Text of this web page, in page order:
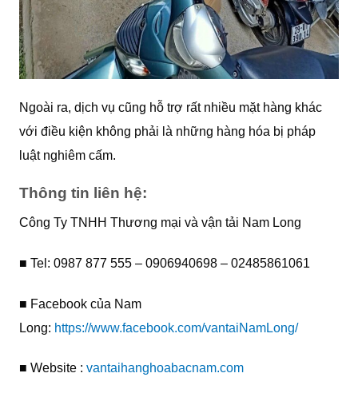
Ngoài ra, dịch vụ cũng hỗ trợ rất nhiều mặt hàng khác
với điều kiện không phải là những hàng hóa bị pháp
luật nghiêm cấm.
Thông tin liên hệ:
Công Ty TNHH Thương mại và vận tải Nam Long
■ Tel: 0987 877 555 – 0906940698 – 02485861061
■ Facebook của Nam
Long: https://www.facebook.com/vantaiNamLong/
■ Website : vantaihanghoabacnam.com